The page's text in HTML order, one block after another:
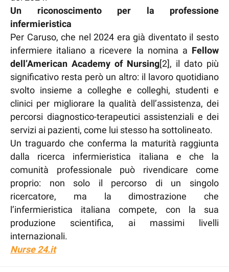
Un riconoscimento per la professione
infermieristica
Per Caruso, che nel 2024 era già diventato il sesto
infermiere italiano a ricevere la nomina a Fellow
dell’American Academy of Nursing[2], il dato più
significativo resta però un altro: il lavoro quotidiano
svolto insieme a colleghe e colleghi, studenti e
clinici per migliorare la qualità dell’assistenza, dei
percorsi diagnostico-terapeutici assistenziali e dei
servizi ai pazienti, come lui stesso ha sottolineato.
Un traguardo che conferma la maturità raggiunta
dalla ricerca infermieristica italiana e che la
comunità professionale può rivendicare come
proprio: non solo il percorso di un singolo
ricercatore, ma la dimostrazione che
l’infermieristica italiana compete, con la sua
produzione scientifica, ai massimi livelli
internazionali.
Nurse 24.it